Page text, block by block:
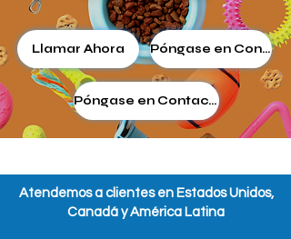
Llamar Ahora Póngase en Contacto
Póngase en Contacto
Atendemos a clientes en Estados Unidos,
Canadá y América Latina